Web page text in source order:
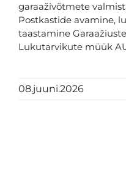
garaaživõtmete
Postkastide avamine,
taastamine
Lukutarvikute müük
08.juuni.2026